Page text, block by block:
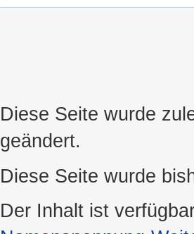
Diese Seite wurde
geändert.
Diese Seite wurde
Der Inhalt ist